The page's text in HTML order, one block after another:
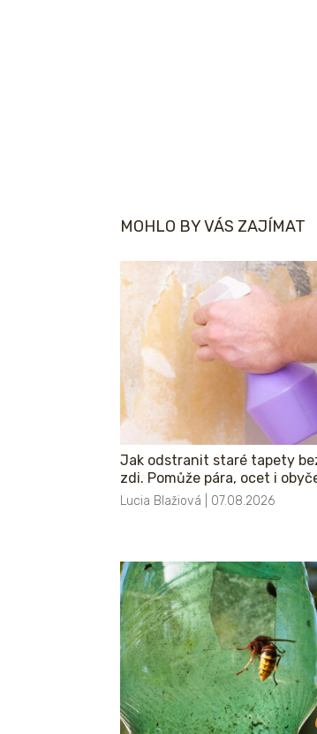
MOHLO BY VÁS ZAJÍMAT
Jak odstranit staré tapety
zdi. Pomůže pára, ocet i
Lucia Blažiová | 07.08.2026